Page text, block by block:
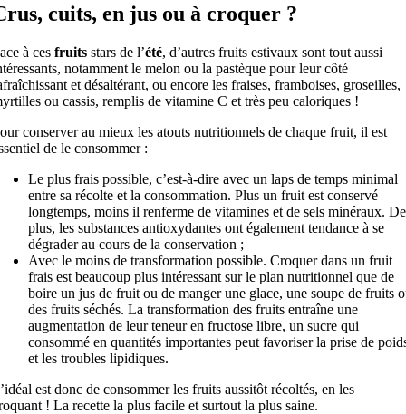
cuits, en jus ou à croquer ?
à ces fruitsstars de l’été, d’autres fruits estivaux sont tout aussi
notamment le melon ou la pastèque pour leur côté
et désaltérant, ou encore les fraises, framboises, groseilles,
ou cassis, remplis de vitamine C et très peu caloriques !
conserver au mieux les atouts nutritionnels de chaque fruit, il est
de le consommer :
Le plus frais possible, c’est-à-dire avec un laps de temps minimal
entre sa récolte et la consommation. Plus un fruit est conservé
longtemps, moins il renferme de vitamines et de sels minéraux. De
plus, les substances antioxydantes ont également tendance à se
dégrader au cours de la conservation ;
Avec le moins de transformation possible. Croquer dans un fruit
frais est beaucoup plus intéressant sur le plan nutritionnel que de
boire un jus de fruit ou de manger une glace, une soupe de fruits
des fruits séchés. La transformation des fruits entraîne une
augmentation de leur teneur en fructose libre, un sucre qui
consommé en quantités importantes peut favoriser la prise de
et les troubles lipidiques.
est donc de consommer les fruits aussitôt récoltés, en les
! La recette la plus facile et surtout la plus saine.